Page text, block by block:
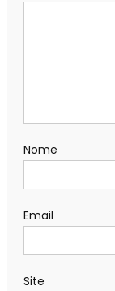
Nome
Email
Site